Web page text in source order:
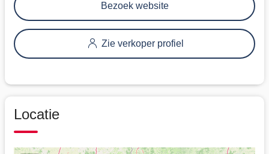
Bezoek website
Zie verkoper profiel
Locatie